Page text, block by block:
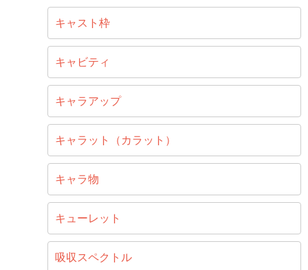
キャスト枠
キャビティ
キャラアップ
キャラット（カラット）
キャラ物
キューレット
吸収スペクトル